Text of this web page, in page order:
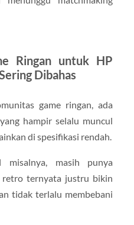
Ringan untuk HP
Dibahas
game ringan, ada
hampir selalu muncul
di spesifikasi rendah.
misalnya, masih punya
retro ternyata justru bikin
tidak terlalu membebani